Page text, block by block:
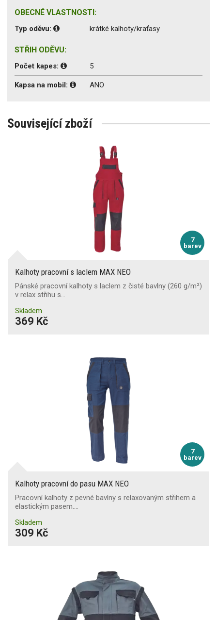
OBECNÉ VLASTNOSTI:
Typ oděvu: krátké kalhoty/kraťasy
STŘIH ODĚVU:
Počet kapes: 5
Kapsa na mobil: ANO
Související zboží
7
barev
Kalhoty pracovní s laclem MAX NEO
Pánské pracovní kalhoty s laclem z čisté bavlny (260 g/m²)
v relax střihu s…
Skladem
369 Kč
7
barev
Kalhoty pracovní do pasu MAX NEO
Pracovní kalhoty z pevné bavlny s relaxovaným střihem a
elastickým pasem.…
Skladem
309 Kč